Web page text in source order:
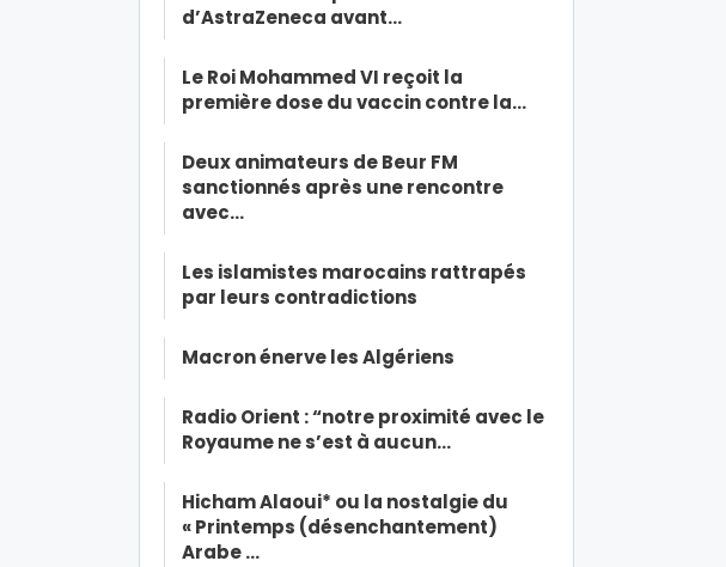
d’AstraZeneca avant…
Le Roi Mohammed VI reçoit la
première dose du vaccin contre la…
Deux animateurs de Beur FM
sanctionnés après une rencontre
avec…
Les islamistes marocains rattrapés
par leurs contradictions
Macron énerve les Algériens
Radio Orient : “notre proximité avec le
Royaume ne s’est à aucun…
Hicham Alaoui* ou la nostalgie du
« Printemps (désenchantement)
Arabe …